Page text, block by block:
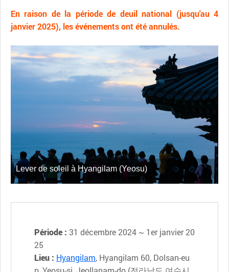
En raison de la période de deuil national (jusqu'au 4
janvier 2025), les événements ont été annulés.
Lever de soleil à Hyangilam (Yeosu)
Période : 31 décembre 2024 ~ 1er janvier 20
25
Lieu : Hyangilam, Hyangilam 60, Dolsan-eu